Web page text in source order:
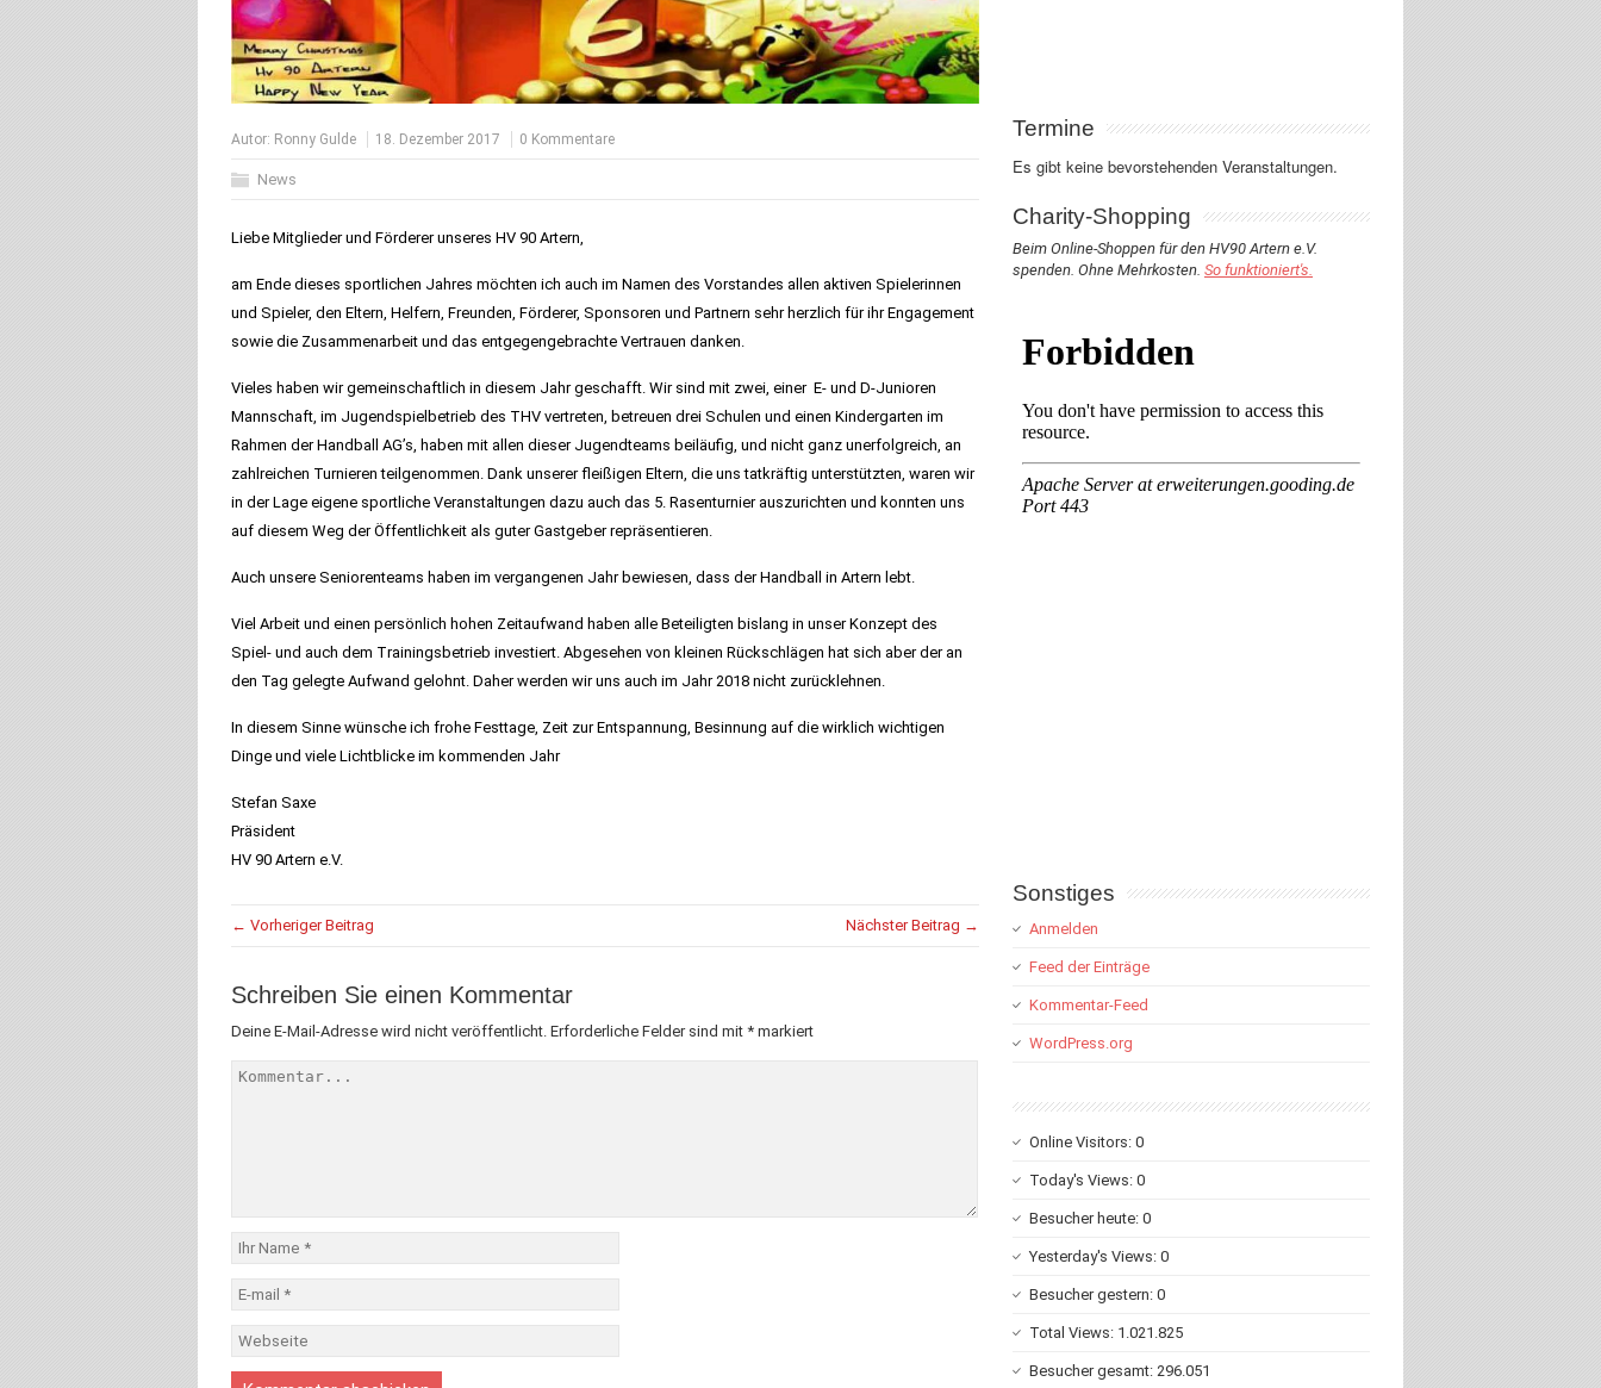
Autor: Ronny Gulde 18. Dezember 2017 0 Kommentare
News
Liebe Mitglieder und Förderer unseres HV 90 Artern,
am Ende dieses sportlichen Jahres möchten ich auch im Namen des Vorstandes allen aktiven Spielerinnen
und Spieler, den Eltern, Helfern, Freunden, Förderer, Sponsoren und Partnern sehr herzlich für ihr Engagement
sowie die Zusammenarbeit und das entgegengebrachte Vertrauen danken.
Vieles haben wir gemeinschaftlich in diesem Jahr geschafft. Wir sind mit zwei, einer E- und D-Junioren
Mannschaft, im Jugendspielbetrieb des THV vertreten, betreuen drei Schulen und einen Kindergarten im
Rahmen der Handball AG’s, haben mit allen dieser Jugendteams beiläufig, und nicht ganz unerfolgreich, an
zahlreichen Turnieren teilgenommen. Dank unserer fleißigen Eltern, die uns tatkräftig unterstützten, waren wir
in der Lage eigene sportliche Veranstaltungen dazu auch das 5. Rasenturnier auszurichten und konnten uns
auf diesem Weg der Öffentlichkeit als guter Gastgeber repräsentieren.
Auch unsere Seniorenteams haben im vergangenen Jahr bewiesen, dass der Handball in Artern lebt.
Viel Arbeit und einen persönlich hohen Zeitaufwand haben alle Beteiligten bislang in unser Konzept des
Spiel- und auch dem Trainingsbetrieb investiert. Abgesehen von kleinen Rückschlägen hat sich aber der an
den Tag gelegte Aufwand gelohnt. Daher werden wir uns auch im Jahr 2018 nicht zurücklehnen.
In diesem Sinne wünsche ich frohe Festtage, Zeit zur Entspannung, Besinnung auf die wirklich wichtigen
Dinge und viele Lichtblicke im kommenden Jahr
Stefan Saxe
Präsident
HV 90 Artern e.V.
← Vorheriger Beitrag Nächster Beitrag →
Schreiben Sie einen Kommentar
Deine E-Mail-Adresse wird nicht veröffentlicht. Erforderliche Felder sind mit * markiert
Termine
Es gibt keine bevorstehenden Veranstaltungen.
Charity-Shopping
Beim Online-Shoppen für den HV90 Artern e.V.
spenden. Ohne Mehrkosten. So funktioniert's.
Sonstiges
Anmelden
Feed der Einträge
Kommentar-Feed
WordPress.org
Online Visitors: 0
Today's Views: 0
Besucher heute: 0
Yesterday's Views: 0
Besucher gestern: 0
Total Views: 1.021.825
Besucher gesamt: 296.051